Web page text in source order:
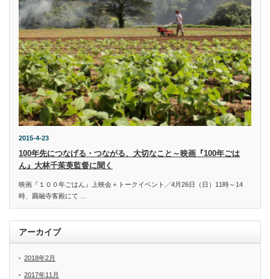
2015-4-23
100年先につなげる・つながる、大切なこと～映画『100年ごは
ん』大林千茱萸監督に聞く
映画『１００年ごはん』上映会＋トークイベント╱4月26日（日）11時～14
時、圓融寺客殿にて …
アーカイブ
2018年2月
2017年11月